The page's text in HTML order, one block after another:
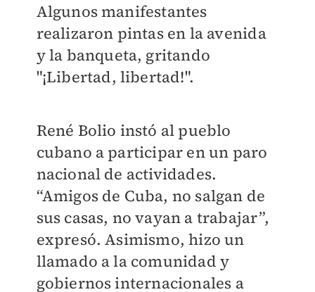
Algunos manifestantes
realizaron pintas en la avenida
y la banqueta, gritando
"¡Libertad, libertad!".
René Bolio instó al pueblo
cubano a participar en un paro
nacional de actividades.
“Amigos de Cuba, no salgan de
sus casas, no vayan a trabajar”,
expresó. Asimismo, hizo un
llamado a la comunidad y
gobiernos internacionales a